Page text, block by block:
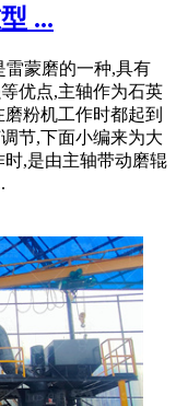
...
雷蒙磨的一种,具有
优点,主轴作为石英
粉机工作时都起到
节,下面小编来为大
,是由主轴带动磨辊